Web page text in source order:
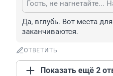
Гость, не нагнетайте...
Да, вглубь. Вот места
заканчиваются.
ОТВЕТИТЬ
Показать ещё 2